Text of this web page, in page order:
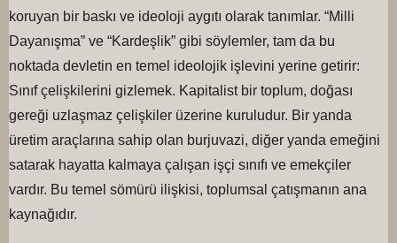
koruyan bir baskı ve ideoloji aygıtı olarak tanımlar. “Milli
Dayanışma” ve “Kardeşlik” gibi söylemler, tam da bu
noktada devletin en temel ideolojik işlevini yerine getirir:
Sınıf çelişkilerini gizlemek. Kapitalist bir toplum, doğası
gereği uzlaşmaz çelişkiler üzerine kuruludur. Bir yanda
üretim araçlarına sahip olan burjuvazi, diğer yanda emeğini
satarak hayatta kalmaya çalışan işçi sınıfı ve emekçiler
vardır. Bu temel sömürü ilişkisi, toplumsal çatışmanın ana
kaynağıdır.